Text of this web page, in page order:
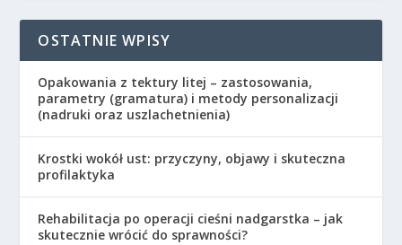
OSTATNIE WPISY
Opakowania z tektury litej – zastosowania,
parametry (gramatura) i metody personalizacji
(nadruki oraz uszlachetnienia)
Krostki wokół ust: przyczyny, objawy i skuteczna
profilaktyka
Rehabilitacja po operacji cieśni nadgarstka – jak
skutecznie wrócić do sprawności?